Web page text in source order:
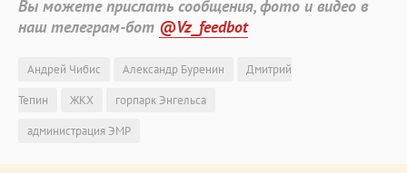
Вы можете прислать сообщения, фото и видео в
наш телеграм-бот @Vz_feedbot
Андрей Чибис Александр Буренин
Дмитрий
Тепин
ЖКХ
горпарк Энгельса
администрация ЭМР